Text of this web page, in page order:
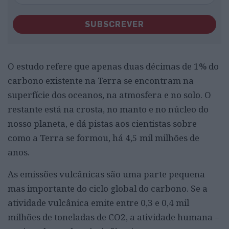
SUBSCREVER
O estudo refere que apenas duas décimas de 1% do
carbono existente na Terra se encontram na
superfície dos oceanos, na atmosfera e no solo. O
restante está na crosta, no manto e no núcleo do
nosso planeta, e dá pistas aos cientistas sobre
como a Terra se formou, há 4,5 mil milhões de
anos.
As emissões vulcânicas são uma parte pequena
mas importante do ciclo global do carbono. Se a
atividade vulcânica emite entre 0,3 e 0,4 mil
milhões de toneladas de CO2, a atividade humana –